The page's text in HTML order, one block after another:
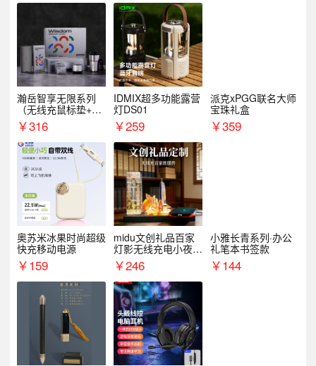
瀚岳智享无限系列
（无线充鼠标垫+飞
利浦音响+乐扣咖啡
杯）
￥316
IDMIX超多功能露营
灯DS01
￥259
派克xPGG联名大师
宝珠礼盒
￥359
奥苏米冰果时尚超级
快充移动电源
￥159
midu文创礼品百家
灯影无线充电小夜灯
纪念礼品定制
￥246
小雅长青系列·办公
礼笔本书签款
￥144